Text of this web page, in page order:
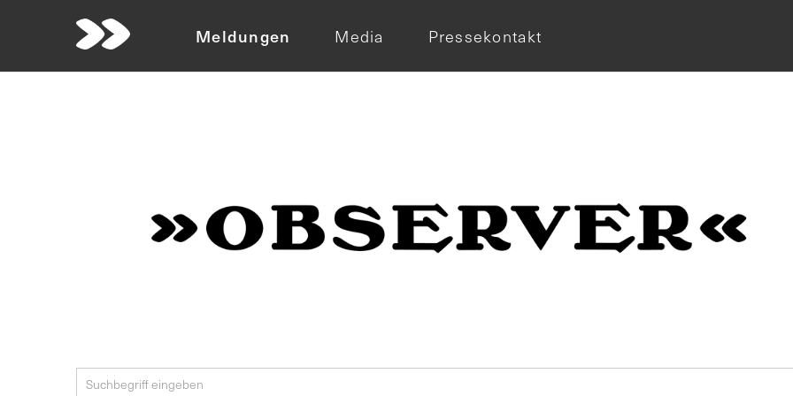
Meldungen Media Pressekontakt